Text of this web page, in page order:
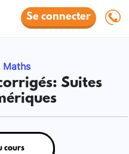
Se connecter
Maths
Suites
cours